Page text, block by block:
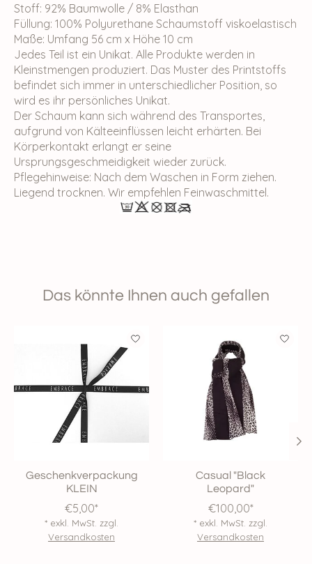
Stoff: 92% Baumwolle / 8% Elasthan
Füllung: 100% Polyurethane Schaumstoff viskoelastisch
Maße: Umfang 56 cm x Höhe 10 cm
Jedes Teil ist ein Unikat. Alle Produkte werden in
Kleinstmengen produziert. Das Muster des Printstoffs
befindet sich immer in unterschiedlicher Position, so
wird es ihr persönliches Unikat.
Der Schaum kann sich während des Transportes,
aufgrund von Kälteeinflüssen leicht erhärten. Bei
Körperkontakt erlangt er seine
Ursprungsgeschmeidigkeit wieder zurück.
Pflegehinweise: Nach dem Waschen in Form ziehen.
Liegend trocknen. Wir empfehlen Feinwaschmittel.
Das könnte Ihnen auch gefallen
Produkt-Karussell-Artikel
Geschenkverpackung
KLEIN
€5,00*
* exkl. MwSt. zzgl.
Versandkosten
Casual "Black
Leopard"
€100,00*
* exkl. MwSt. zzgl.
Versandkosten